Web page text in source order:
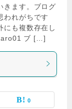
きます。ブログ
われがちです
にも複数存在し
ブ […]
0